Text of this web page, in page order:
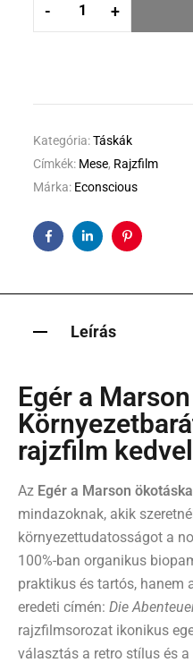
- +
Kategória:Táskák
Címkék: Mese, Rajzfilm
Márka: Econscious
FacebookLinkedinPinterest
Leírás
Egér a
rajzfilm
Az Egér a Marson ökotáska
mindazoknak, akik
környezettudatosságot a
100%-ban organikus
praktikus és tartós, hanem
eredeti címén: Die
rajzfilmsorozat ikonikus
választás a retro stílus és